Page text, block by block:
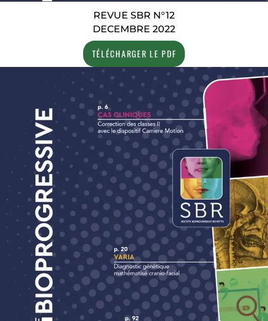
REVUE SBR N°12
DECEMBRE 2022
TÉLÉCHARGER LE PDF